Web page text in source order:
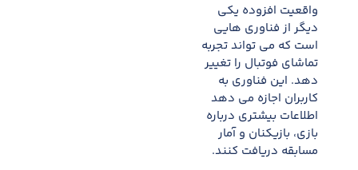
واقعیت افزوده یکی
دیگر از فناوری هایی
است که می تواند تجربه
تماشای فوتبال را تغییر
دهد. این فناوری به
کاربران اجازه می دهد
اطلاعات بیشتری درباره
بازی، بازیکنان و آمار
مسابقه دریافت کنند.